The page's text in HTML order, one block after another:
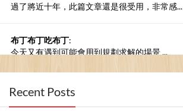
過了將近十年，此篇文章還是很受用，非常感...
布丁布丁吃布丁:
今天又有遇到可能會用到規劃求解的場景 ...
布丁布丁吃布丁
kage好像也可以下載整個網站 感謝分享
Recent Posts